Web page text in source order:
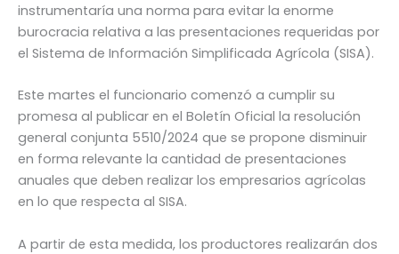
instrumentaría una norma para evitar la enorme
burocracia relativa a las presentaciones requeridas por
el Sistema de Información Simplificada Agrícola (SISA).
Este martes el funcionario comenzó a cumplir su
promesa al publicar en el Boletín Oficial la resolución
general conjunta 5510/2024 que se propone disminuir
en forma relevante la cantidad de presentaciones
anuales que deben realizar los empresarios agrícolas
en lo que respecta al SISA.
A partir de esta medida, los productores realizarán dos